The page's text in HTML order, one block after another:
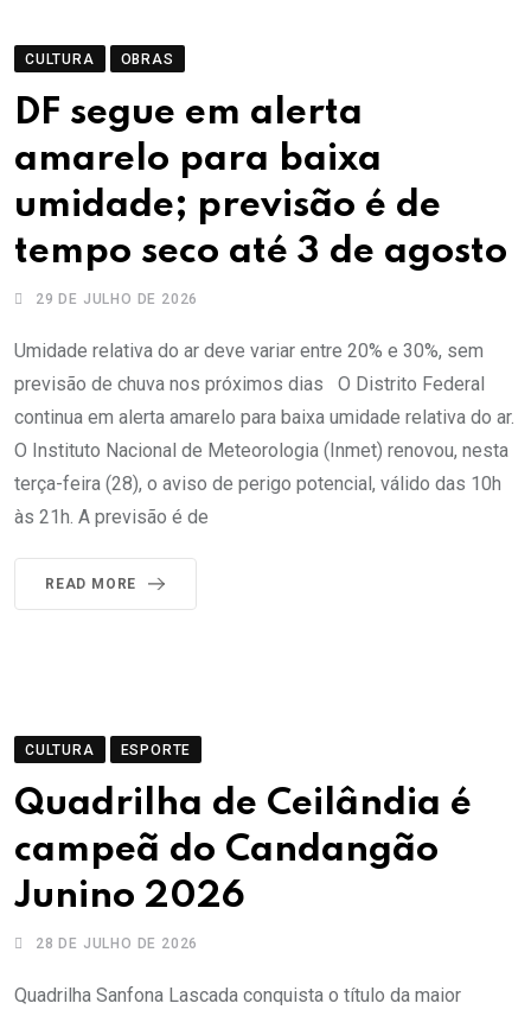
CULTURA OBRAS
DF segue em alerta
amarelo para baixa
umidade; previsão é de
tempo seco até 3 de agosto
29 DE JULHO DE 2026
Umidade relativa do ar deve variar entre 20% e 30%, sem
previsão de chuva nos próximos dias O Distrito Federal
continua em alerta amarelo para baixa umidade relativa do ar.
O Instituto Nacional de Meteorologia (Inmet) renovou, nesta
terça-feira (28), o aviso de perigo potencial, válido das 10h
às 21h. A previsão é de
READ MORE
CULTURA ESPORTE
Quadrilha de Ceilândia é
campeã do Candangão
Junino 2026
28 DE JULHO DE 2026
Quadrilha Sanfona Lascada conquista o título da maior